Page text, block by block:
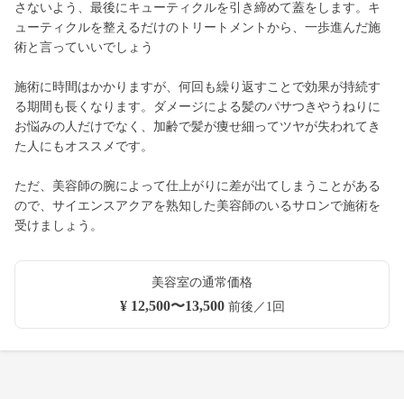
さないよう、最後にキューティクルを引き締めて蓋をします。キ
ューティクルを整えるだけのトリートメントから、一歩進んだ施
術と言っていいでしょう
施術に時間はかかりますが、何回も繰り返すことで効果が持続す
る期間も長くなります。ダメージによる髪のパサつきやうねりに
お悩みの人だけでなく、加齢で髪が痩せ細ってツヤが失われてき
た人にもオススメです。
ただ、美容師の腕によって仕上がりに差が出てしまうことがある
ので、サイエンスアクアを熟知した美容師のいるサロンで施術を
受けましょう。
美容室の通常価格
¥ 12,500〜13,500前後／1回